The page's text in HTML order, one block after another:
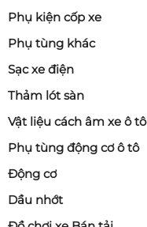
Phụ kiện cốp xe
Phụ tùng khác
Sạc xe điện
Thảm lót sàn
Vật liệu cách âm xe ô tô
Phụ tùng động cơ ô tô
Động cơ
Dầu nhớt